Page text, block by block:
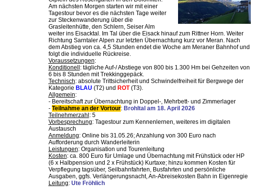
Am nächsten Morgen starten wir mit einer
Tagestour bevor es die nächsten Tage weiter
zur Steckenwanderung über die
Grasleitenhütte, den Schlern, Seiser Alm
weiter ins Eisacktal. Im Tal über die Eisack hinauf zum Rittner Horn. Weiter
Richtung Sarntaler Alpen zur letzten Übernachtung kurz vor Meran. Nach
dem Abstieg von ca. 4,5 Stunden endet die Woche am Meraner Bahnhof und
folgt die individuelle Rückreise.
Voraussetzungen:
Konditionell : tägliche Auf-/ Abstiege von 800 bis 1.300 Hm bei Gehzeiten von
6 bis 8 Stunden mit Trekkinggepäck.
Technisch: absolute Trittsicherheit und Schwindelfreiheit für Bergwege der
Kategorie BLAU (T2) und ROT(T3).
Allgemein:
- Bereitschaft zur Übernachtung in Doppel-, Mehrbett- und Zimmerlager
- Teilnahme an der Vortour: Brohltal am 18. April 2026
Teilnehmerzahl : 5
Vorbesprechung: Tagestour zum Kennenlernen, weiteres im digitalen
Austausch
Anmeldung: Online bis 31.05.26; Anzahlung von 300 Euro nach
Aufforderung durch Wanderleiterin
Leistungen: Organisation und Tourenleitung
Kosten: ca. 800 Euro für Umlage und Übernachtung mit Frühstück oder HP
(6 x Halbpension und 2 x Frühstück) Kurtaxe; hinzu kommen Kosten für
Verpflegung tagsüber, Seilbahnfahrten, Busfahrten und persönliche
Ausgaben, ggfs. Verlängerungsnacht, An-Abreisekosten Bahn in Eigenregie
Leitung: Ute Fröhlich